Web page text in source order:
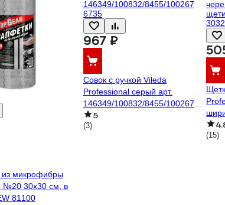
микрофибры
№20 30x30 см, в
81100
967 ₽
Совок с ручкой Vileda
Professional серый арт.
146349/100832/8455/100267
6735
5
(3)
(15)